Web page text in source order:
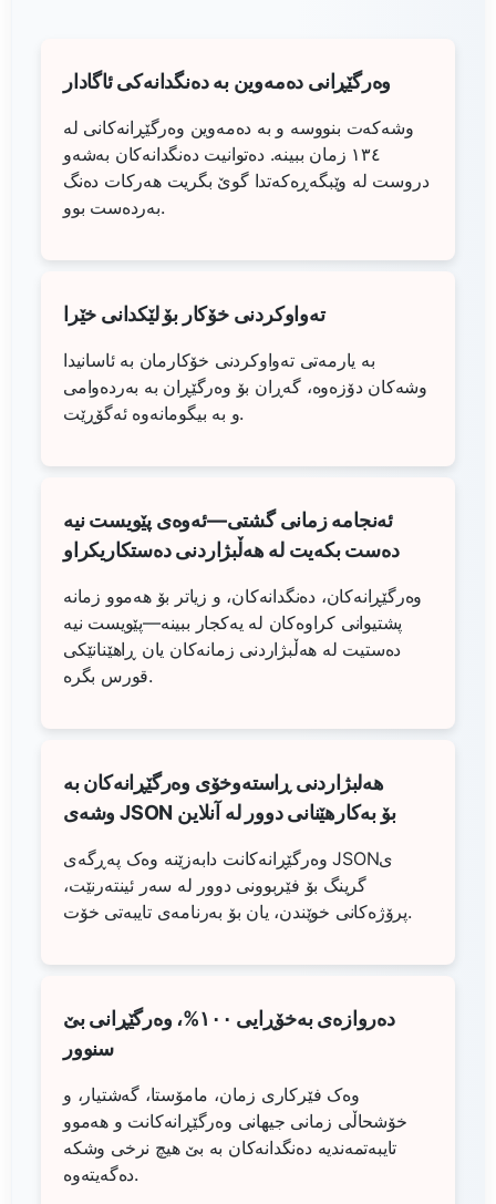
وەرگێڕانی دەمەوین بە دەنگدانەکی ئاگادار
وشەکەت بنووسە و بە دەمەوین وەرگێڕانەکانی لە
١٣٤ زمان ببینە. دەتوانیت دەنگدانەکان بەشه‌و
دروست لە وێبگەڕەکەتدا گوێ بگریت هەرکات دەنگ
بەردەست بوو.
تەواوکردنی خۆکار بۆ لێکدانی خێرا
بە یارمەتی تەواوکردنی خۆکارمان بە ئاسانیدا
وشەکان دۆزەوە، گەڕان بۆ وەرگێڕان بە بەردەوامی
و بە بیگومانەوە ئەگۆڕێت.
ئەنجامە زمانی گشتی—ئەوەی پێویست نیە
دەست بکەیت لە هەڵبژاردنی دەستکاریکراو
وەرگێڕانەکان، دەنگدانەکان، و زیاتر بۆ هەموو زمانە
پشتیوانی کراوەکان لە یەکجار ببینە—پێویست نیە
دەستیت لە هەڵبژاردنی زمانەکان یان ڕاهێنانێکی
قورس بگرە.
هەلبژاردنی ڕاستەوخۆی وەرگێڕانەکان بە
وشەی JSON بۆ بەکارهێنانی دوور لە آنلاین
وەرگێڕانەکانت دابەزێنە وەک پەڕگەی JSONی
گرینگ بۆ فێربوونی دوور لە سەر ئینتەرنێت،
پرۆژەکانی خوێندن، یان بۆ بەرنامەی تایبەتی خۆت.
دەروازەی بەخۆڕایی ١٠٠%، وەرگێڕانی بێ
سنوور
وەک فێرکاری زمان، مامۆستا، گەشتیار، و
خۆشحاڵی زمانی جیهانی وەرگێڕانەکانت و هەموو
تایبەتمەندیە دەنگدانەکان بە بێ هیچ نرخی وشکە
دەگەیتەوە.